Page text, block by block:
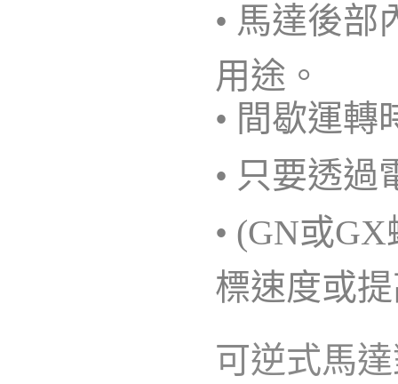
• 馬達後部
用途。
• 間歇運轉
• 只要透過
• (GN或
標速度或
可逆式馬